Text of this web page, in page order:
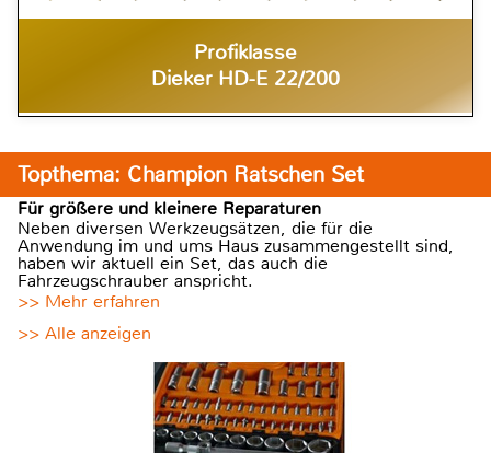
Profiklasse
Dieker HD-E 22/200
Topthema: Champion Ratschen Set
Für größere und kleinere Reparaturen
Neben diversen Werkzeugsätzen, die für die
Anwendung im und ums Haus zusammengestellt sind,
haben wir aktuell ein Set, das auch die
Fahrzeugschrauber anspricht.
>> Mehr erfahren
>> Alle anzeigen